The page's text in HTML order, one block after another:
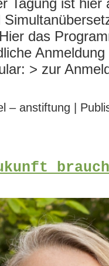
Tagung ist hier
das
> zur
– anstiftung